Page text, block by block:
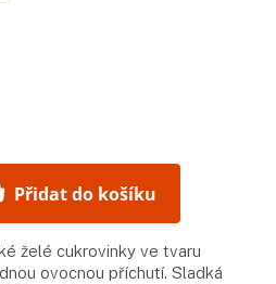
Přidat do košíku
želé cukrovinky ve tvaru
ovocnou příchutí. Sladká